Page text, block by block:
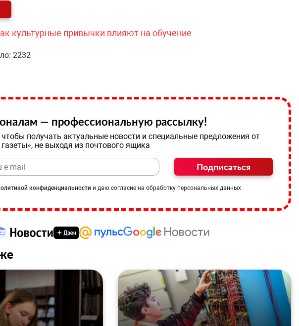
культурные привычки влияют на обучение
2232
— профессиональную рассылку!
получать актуальные новости и специальные предложения от
не выходя из почтового ящика
Подписаться
конфиденциальности и даю согласие на обработку персональных данных